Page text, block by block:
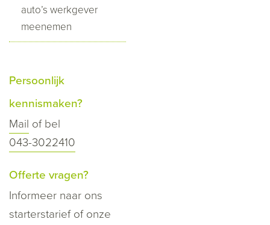
auto’s werkgever
meenemen
Persoonlijk
kennismaken?
Mail of bel
043-3022410
Offerte vragen?
Informeer naar ons
starterstarief of onze